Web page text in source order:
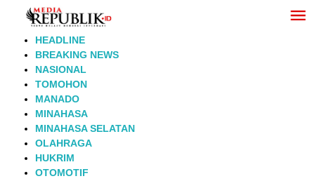
Lewati
HEADLINE
BREAKING NEWS
NASIONAL
TOMOHON
MANADO
MINAHASA
MINAHASA SELATAN
OLAHRAGA
HUKRIM
OTOMOTIF